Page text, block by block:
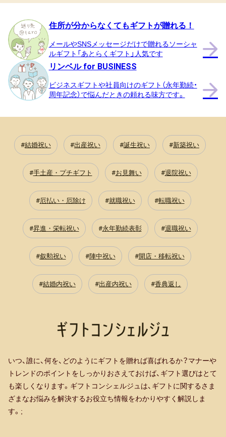
住所が分からなくてもギフトが贈れる！
メールやSNSメッセージだけで贈れるソーシャ
ルギフト「あとらくギフト」人気です
リンベル for BUSINESS
ビジネスギフトや社員向けのギフト（永年勤続・
周年記念）で悩んだときの頼れる味方です。
結婚祝い 出産祝い 誕生祝い 新築祝い
手土産・プチギフト お見舞い 退院祝い
厄払い・厄除け 就職祝い 転職祝い
昇進・栄転祝い 永年勤続表彰 退職祝い
叙勲祝い 陣中祝い 開店・移転祝い
結婚内祝い 出産内祝い 香典返し
いつ、誰に、何を、どのようにギフトを贈れば喜ばれるか？マナーや
トレンドのポイントをしっかりおさえておけば、ギフト選びはとて
も楽しくなります。ギフトコンシェルジュは、ギフトに関するさま
ざまなお悩みを解決するお役立ち情報をわかりやすく解説しま
す。;